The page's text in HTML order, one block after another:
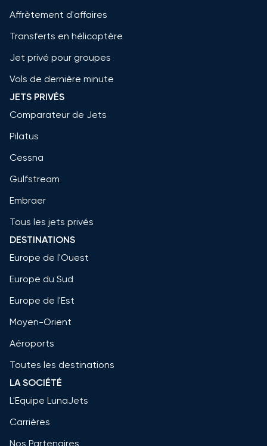
Affrètement d'affaires
Transferts en hélicoptère
Jet privé pour groupes
Vols de dernière minute
JETS PRIVÉS
Comparateur de Jets
Pilatus
Cessna
Gulfstream
Embraer
Tous les jets privés
DESTINATIONS
Europe de l'Ouest
Europe du Sud
Europe de l'Est
Moyen-Orient
Aéroports
Toutes les destinations
LA SOCIÉTÉ
L'Equipe LunaJets
Carrières
Nos Partenaires